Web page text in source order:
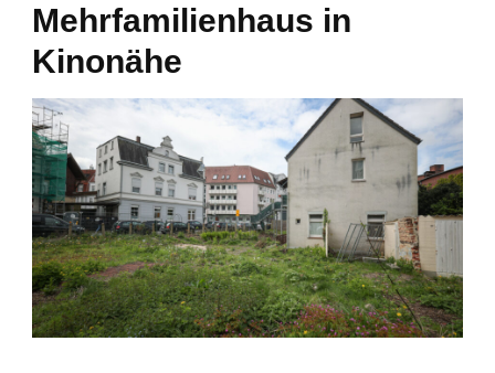
Mehrfamilienhaus in
Kinonähe